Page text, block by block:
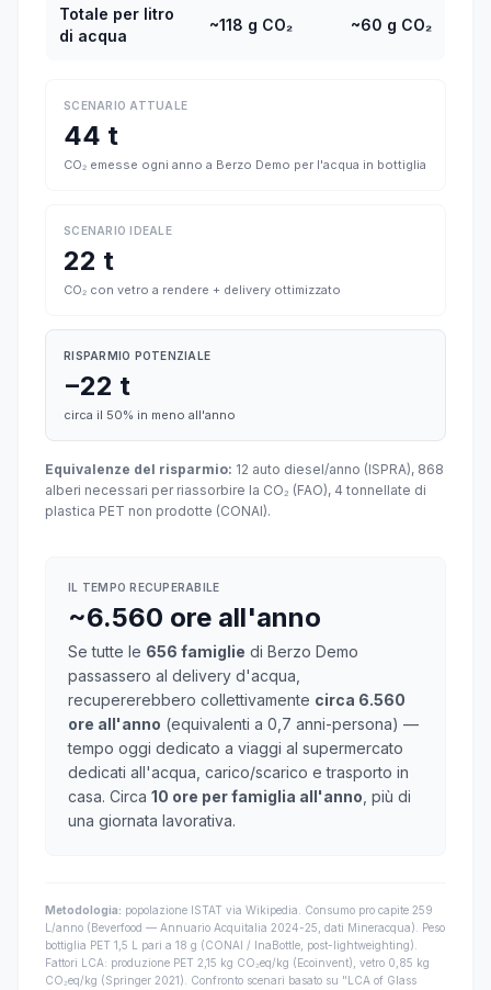
Totale per litro
di acqua
~118 g CO₂ ~60 g CO₂
SCENARIO ATTUALE
44 t
CO₂ emesse ogni anno a Berzo Demo per l'acqua in bottiglia
SCENARIO IDEALE
22 t
CO₂ con vetro a rendere + delivery ottimizzato
RISPARMIO POTENZIALE
−22 t
circa il 50% in meno all'anno
Equivalenze del risparmio: 12 auto diesel/anno (ISPRA), 868
alberi necessari per riassorbire la CO₂ (FAO), 4 tonnellate di
plastica PET non prodotte (CONAI).
IL TEMPO RECUPERABILE
~6.560 ore all'anno
Se tutte le 656 famiglie di Berzo Demo
passassero al delivery d'acqua,
recupererebbero collettivamente circa 6.560
ore all'anno (equivalenti a 0,7 anni-persona) —
tempo oggi dedicato a viaggi al supermercato
dedicati all'acqua, carico/scarico e trasporto in
casa. Circa 10 ore per famiglia all'anno , più di
una giornata lavorativa.
Metodologia: popolazione ISTAT via Wikipedia. Consumo pro capite 259
L/anno (Beverfood — Annuario Acquitalia 2024-25, dati Mineracqua). Peso
bottiglia PET 1,5 L pari a 18 g (CONAI / InaBottle, post-lightweighting).
Fattori LCA: produzione PET 2,15 kg CO₂eq/kg (Ecoinvent), vetro 0,85 kg
CO₂eq/kg (Springer 2021). Confronto scenari basato su "LCA of Glass